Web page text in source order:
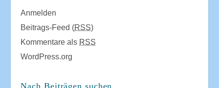
Anmelden
Beitrags-Feed (RSS)
Kommentare als RSS
WordPress.org